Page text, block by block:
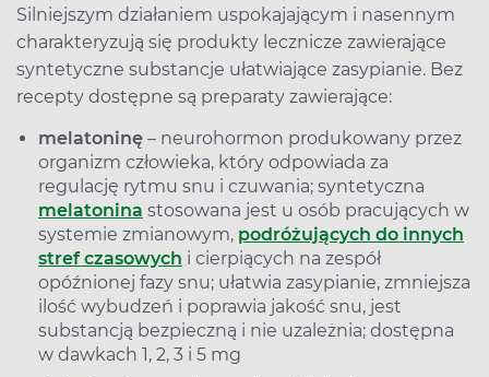
Silniejszym działaniem uspokajającym i nasennym
charakteryzują się produkty lecznicze zawierające
syntetyczne substancje ułatwiające zasypianie. Bez
recepty dostępne są preparaty zawierające:
melatoninę – neurohormon produkowany przez
organizm człowieka, który odpowiada za
regulację rytmu snu i czuwania; syntetyczna
melatonina stosowana jest u osób pracujących w
systemie zmianowym, podróżujących do innych
stref czasowych i cierpiących na zespół
opóźnionej fazy snu; ułatwia zasypianie, zmniejsza
ilość wybudzeń i poprawia jakość snu, jest
substancją bezpieczną i nie uzależnia; dostępna
w dawkach 1, 2, 3 i 5 mg